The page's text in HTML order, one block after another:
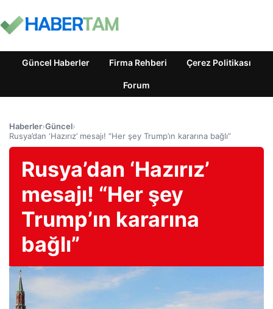
Güncel Haberler Firma Rehberi Çerez Politikası
Forum
Haberler›Güncel›
Rusya’dan ‘Hazırız’ mesajı! “Her şey Trump’ın kararına bağlı”
Rusya’dan ‘Hazırız’
mesajı! “Her şey
Trump’ın kararına
bağlı”